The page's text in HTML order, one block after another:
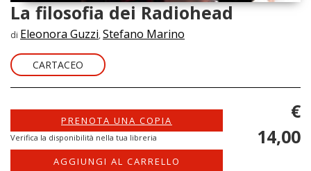
La filosofia dei Radiohead
di Eleonora Guzzi, Stefano Marino
CARTACEO
PRENOTA UNA COPIA
Verifica la disponibilità nella tua libreria
AGGIUNGI AL CARRELLO
€
14,00